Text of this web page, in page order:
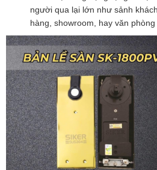
người qua lại lớn như sảnh
hàng, showroom, hay văn phòng